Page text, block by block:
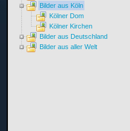
Bilder aus Köln
Kölner Dom
Kölner Kirchen
Bilder aus Deutschland
Bilder aus aller Welt